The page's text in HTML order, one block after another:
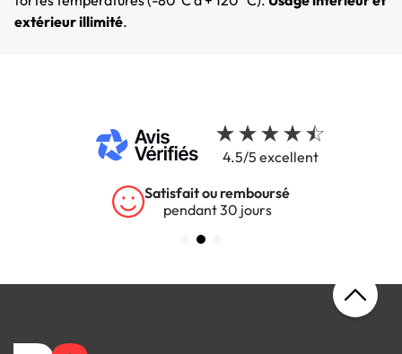
extérieur illimité.
4.5/5 excellent
ou remboursé